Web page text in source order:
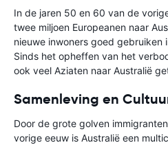
In de jaren 50 en 60 van de
twee miljoen Europeanen naar
nieuwe inwoners goed gebruiken
Sinds het opheffen van het
ook veel Aziaten naar Australië
Samenleving en
Door de grote golven
vorige eeuw is Australië een